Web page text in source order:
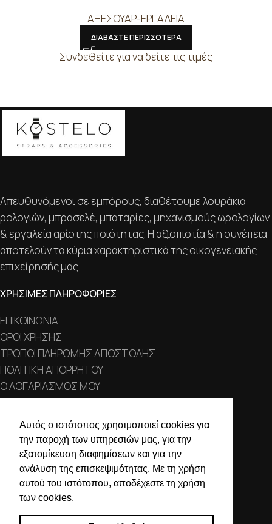
Αυτός ο ιστότοπος χρησιμοποιεί cookies για
την παροχή των υπηρεσιών μας, για την
εξατομίκευση διαφημίσεων και για την
ανάλυση της επισκεψιμότητας. Με τη χρήση
αυτού του ιστότοπου, αποδέχεστε τη χρήση
των cookies.
ΑΞΕΣΟΥΑΡ-ΕΡΓΑΛΕΙΑ
ΔΙΑΒΑΣΤΕ ΠΕΡΙΣΣΟΤΕΡΑ
Συνδεθείτε για να δείτε τις τιμές
Απευθυνόμενοι σε εμπόρους, διαθέτουμε λουράκια
ρολογιών, μπρασελέ, μπαταρίες, μηχανισμούς ωρολογίων
& εργαλεία αρίστης ποιότητας. Η αξιοπιστία & η συνέπεια
αποτελούν τα κύρια χαρακτηριστικά της οικογενειακής
επιχείρησής μας.
ΧΡΗΣΙΜΕΣ ΠΛΗΡΟΦΟΡΙΕΣ
ΕΠΙΚΟΙΝΩΝΙΑ
ΟΡΟΙ ΧΡΗΣΗΣ
ΤΡΟΠΟΙ ΠΛΗΡΩΜΗΣ ΑΠΟΣΤΟΛΗΣ
ΠΟΛΙΤΙΚΗ ΑΠΟΡΡΗΤΟΥ
Ο ΛΟΓΑΡΙΑΣΜΟΣ ΜΟΥ
Χαλκιδικής 19, 546 43,
Θεσσαλονίκη
2310 839 188
2310 850 606